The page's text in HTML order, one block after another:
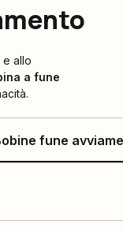
e allo
a fune
fune